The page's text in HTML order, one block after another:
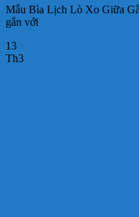
Mẫu Bìa Lịch Lò Xo Giữa
gắn với
13
Th3